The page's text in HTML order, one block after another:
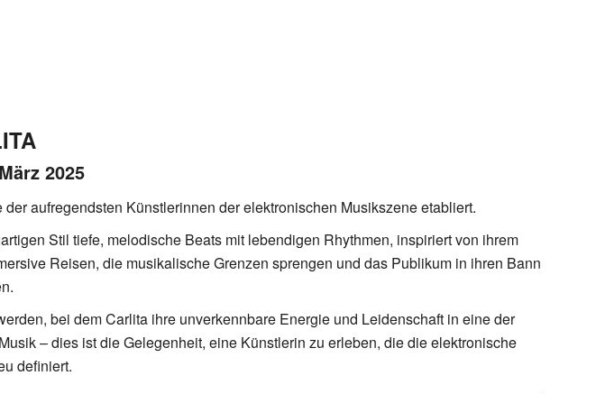
2025
aufregendsten Künstlerinnen der elektronischen Musikszene etabliert.
Stil tiefe, melodische Beats mit lebendigen Rhythmen, inspiriert von ihrem
Reisen, die musikalische Grenzen sprengen und das Publikum in ihren Bann
bei dem Carlita ihre unverkennbare Energie und Leidenschaft in eine der
– dies ist die Gelegenheit, eine Künstlerin zu erleben, die die elektronische
definiert.